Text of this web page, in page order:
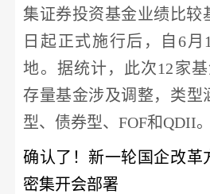
集证券投资基金业绩比较
日起正式施行后，自6
地。据统计，此次12家
存量基金涉及调整，类型
型、债券型、FOF和QDII。
确认了！新一轮国企改革
密集开会部署